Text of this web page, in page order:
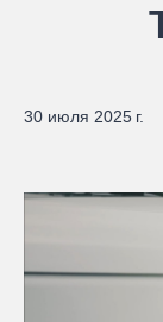
30 июля 2025 г.